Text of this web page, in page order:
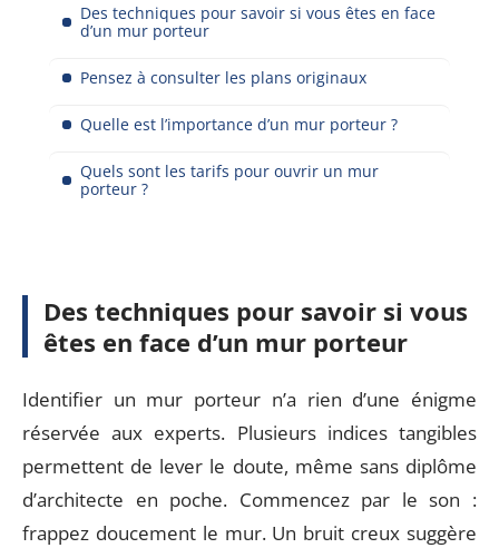
Des techniques pour savoir si vous êtes en face
d’un mur porteur
Pensez à consulter les plans originaux
Quelle est l’importance d’un mur porteur ?
Quels sont les tarifs pour ouvrir un mur
porteur ?
Des techniques pour savoir si vous
êtes en face d’un mur porteur
Identifier un mur porteur n’a rien d’une énigme
réservée aux experts. Plusieurs indices tangibles
permettent de lever le doute, même sans diplôme
d’architecte en poche. Commencez par le son :
frappez doucement le mur. Un bruit creux suggère